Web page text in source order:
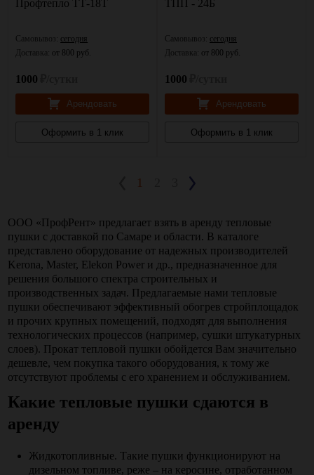
Профтепло ТТ-18Т
Самовывоз: сегодня
Доставка: от 800 руб.
1000
Арендовать
Оформить в 1 клик
ТПП - 24Б
Самовывоз: сегодня
Доставка: от 800 руб.
1000
Арендовать
Оформить в 1 клик
1
ООО «ПрофРент» предлагает взять в аренду тепловые
пушки с доставкой по Самаре и области. В каталоге
представлено оборудование от надежных производителей
Kerona, Master, Elekon Power и др., предназначенное для
решения большого спектра строительных и
производственных задач. Предлагаемые нами тепловые
пушки обеспечивают эффективный обогрев стройплощадок
и прочих крупных помещений, подходят для выполнения
технологических процессов (например, сушки штукатурных
слоев). Прокат тепловой пушки обойдется Вам значительно
дешевле, чем покупка такого оборудования, к тому же
отсутствуют проблемы с его хранением и обслуживанием.
Какие тепловые пушки сдаются в
аренду
Жидкотопливные. Такие пушки функционируют на
дизельном топливе, реже – на керосине, отработанном